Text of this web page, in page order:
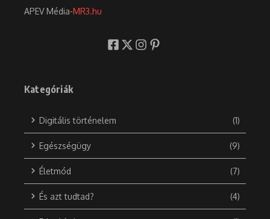
APEV Média-MR3.hu
Kategóriák
Digitális történelem (1)
Egészségügy (9)
Életmód (7)
És azt tudtad? (4)